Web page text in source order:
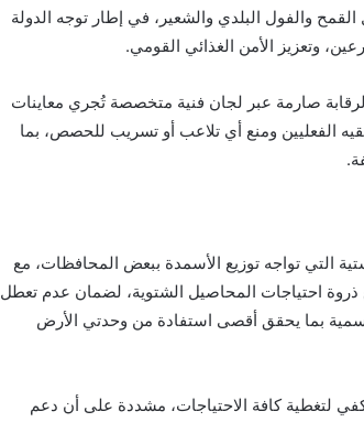
والفول البلدي والشعير، في إطار توجه الدولة
وتعزيز الأمن الغذائي القومي.
صارمة عبر لجان فنية متخصصة تُجري معاينات
الفعليين ومنع أي تلاعب أو تسريب للحصص، بما
التي تواجه توزيع الأسمدة ببعض المحافظات، مع
احتياجات المحاصيل الشتوية، لضمان عدم تعطل
بما يحقق أقصى استفادة من وحدتي الأرض
لتغطية كافة الاحتياجات، مشددة على أن دعم